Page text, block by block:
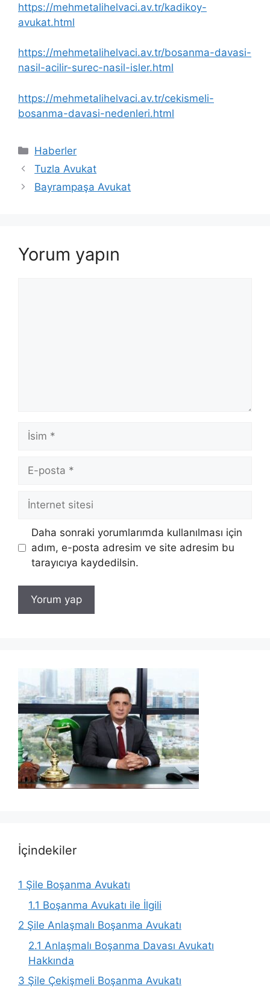
https://mehmetalihelvaci.av.tr/kadikoy-
avukat.html
https://mehmetalihelvaci.av.tr/bosanma-davasi-
nasil-acilir-surec-nasil-isler.html
https://mehmetalihelvaci.av.tr/cekismeli-
bosanma-davasi-nedenleri.html
Kategoriler
Haberler
Tuzla Avukat
Bayrampaşa Avukat
Yorum yapın
İsim
posta
İnternet
sitesi
Daha sonraki yorumlarımda kullanılması için
adım, e-posta adresim ve site adresim bu
tarayıcıya kaydedilsin.
İçindekiler
1 Şile Boşanma Avukatı
1.1 Boşanma Avukatı ile İlgili
2 Şile Anlaşmalı Boşanma Avukatı
2.1 Anlaşmalı Boşanma Davası Avukatı
Hakkında
3 Şile Çekişmeli Boşanma Avukatı